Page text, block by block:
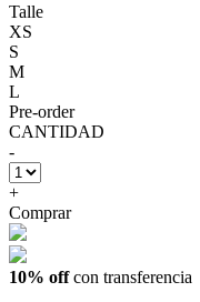
Talle
XS
S
M
L
Pre-order
CANTIDAD
-
+
Comprar
10% offcon transferencia